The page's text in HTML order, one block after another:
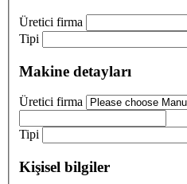
Üretici firma
Tipi
Makine detayları
Üretici firma
Tipi
Kişisel bilgiler